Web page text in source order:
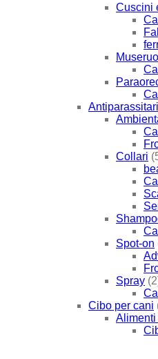
Cuscini
Antiparassitari
Collari
Spot-on
Spray
Cibo per cani
Alimenti